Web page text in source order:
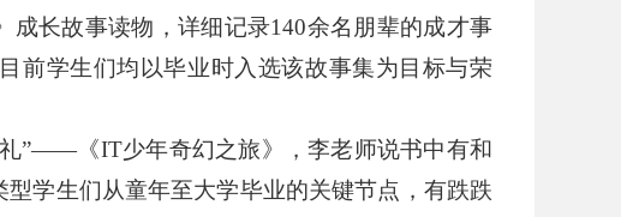
成长故事读物，详细记录140余名朋辈的成才事
前学生们均以毕业时入选该故事集为目标与荣
”——《IT少年奇幻之旅》，李老师说书中有和
学生们从童年至大学毕业的关键节点，有跌跌